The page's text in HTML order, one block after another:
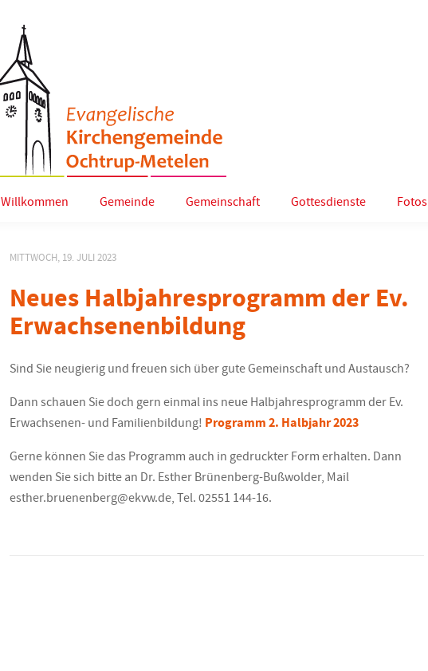
Willkommen Gemeinde Gemeinschaft Gottesdienste Fotos
MITTWOCH, 19. JULI 2023
Neues Halbjahresprogramm der Ev.
Erwachsenenbildung
Sind Sie neugierig und freuen sich über gute Gemeinschaft und Austausch?
Dann schauen Sie doch gern einmal ins neue Halbjahresprogramm der Ev.
Erwachsenen- und Familienbildung! Programm 2. Halbjahr 2023
Gerne können Sie das Programm auch in gedruckter Form erhalten. Dann
wenden Sie sich bitte an Dr. Esther Brünenberg-Bußwolder, Mail
esther.bruenenberg@ekvw.de, Tel. 02551 144-16.